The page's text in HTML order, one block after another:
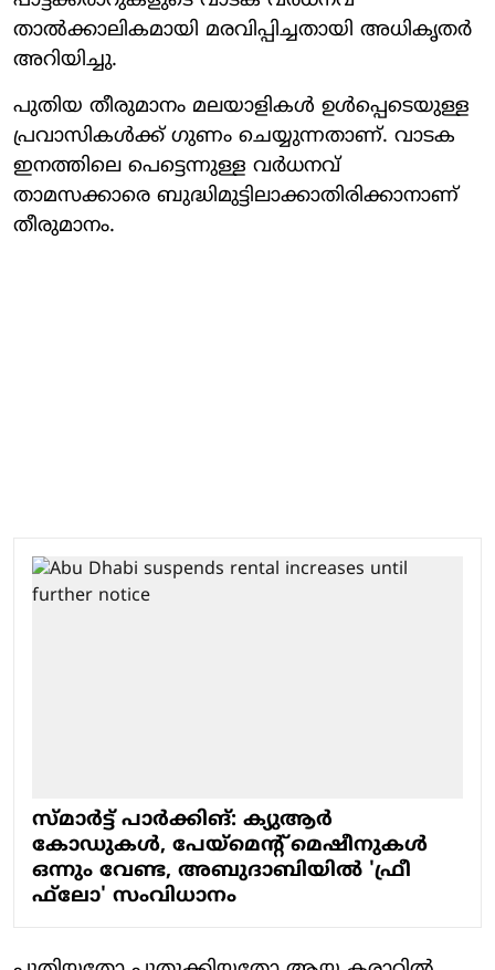
താല്‍ക്കാലികമായി മരവിപ്പിച്ചതായി അധികൃതര്‍
അറിയിച്ചു.
പുതിയ തീരുമാനം മലയാളികള്‍ ഉള്‍പ്പെടെയുള്ള
പ്രവാസികള്‍ക്ക് ഗുണം ചെയ്യുന്നതാണ്. വാടക
ഇനത്തിലെ പെട്ടെന്നുള്ള വര്‍ധനവ്
താമസക്കാരെ ബുദ്ധിമുട്ടിലാക്കാതിരിക്കാനാണ്
തീരുമാനം.
സ്മാര്‍ട്ട് പാര്‍ക്കിങ്: ക്യുആര്‍
കോഡുകള്‍, പേയ്മെന്റ് മെഷീനുകള്‍
ഒന്നും വേണ്ട, അബുദാബിയില്‍ 'ഫ്രീ
ഫ്‌ലോ' സംവിധാനം